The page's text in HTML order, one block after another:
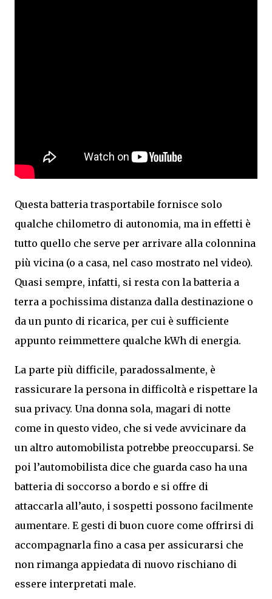
Questa batteria trasportabile fornisce solo
qualche chilometro di autonomia, ma in effetti è
tutto quello che serve per arrivare alla colonnina
più vicina (o a casa, nel caso mostrato nel video).
Quasi sempre, infatti, si resta con la batteria a
terra a pochissima distanza dalla destinazione o
da un punto di ricarica, per cui è sufficiente
appunto reimmettere qualche kWh di energia.
La parte più difficile, paradossalmente, è
rassicurare la persona in difficoltà e rispettare la
sua privacy. Una donna sola, magari di notte
come in questo video, che si vede avvicinare da
un altro automobilista potrebbe preoccuparsi. Se
poi l’automobilista dice che guarda caso ha una
batteria di soccorso a bordo e si offre di
attaccarla all’auto, i sospetti possono facilmente
aumentare. E gesti di buon cuore come offrirsi di
accompagnarla fino a casa per assicurarsi che
non rimanga appiedata di nuovo rischiano di
essere interpretati male.